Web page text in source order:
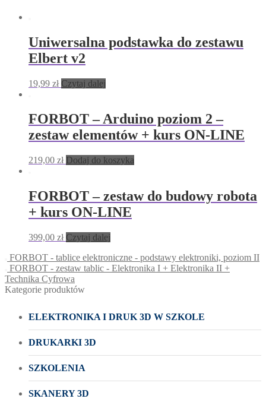
Uniwersalna podstawka do zestawu
Elbert v2
19,99 zł Czytaj dalej
FORBOT – Arduino poziom 2 –
zestaw elementów + kurs ON-LINE
219,00 zł Dodaj do koszyka
FORBOT – zestaw do budowy robota
+ kurs ON-LINE
399,00 zł Czytaj dalej
FORBOT - tablice elektroniczne - podstawy elektroniki, poziom II
FORBOT - zestaw tablic - Elektronika I + Elektronika II +
Technika Cyfrowa
Kategorie produktów
ELEKTRONIKA I DRUK 3D W SZKOLE
DRUKARKI 3D
SZKOLENIA
SKANERY 3D